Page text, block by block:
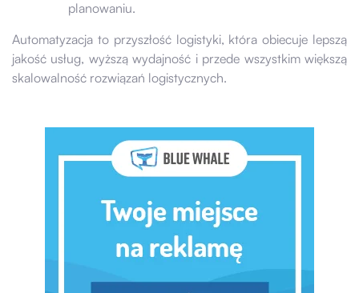
planowaniu.
Automatyzacja to przyszłość logistyki, która obiecuje lepszą
jakość usług, wyższą wydajność i przede wszystkim większą
skalowalność rozwiązań logistycznych.